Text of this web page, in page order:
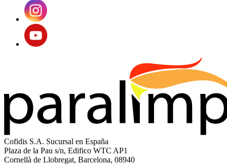
Cofidis S.A. Sucursal en España
Plaza de la Pau s/n, Edifico WTC AP1
Cornellà de Llobregat, Barcelona, 08940